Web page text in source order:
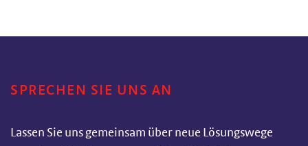
SPRECHEN SIE UNS AN
Lassen Sie uns gemeinsam über neue Lösungswege